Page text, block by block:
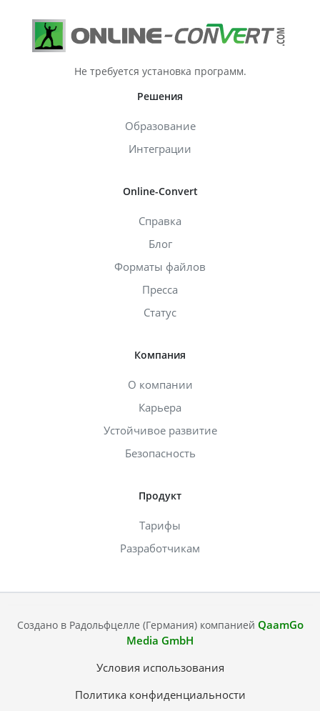
Не требуется установка программ.
Решения
Образование
Интеграции
Online-Convert
Справка
Блог
Форматы файлов
Пресса
Статус
Компания
О компании
Карьера
Устойчивое развитие
Безопасность
Продукт
Тарифы
Разработчикам
Создано в Радольфцелле (Германия) компанией QaamGo
Media GmbH
Условия использования
Политика конфиденциальности